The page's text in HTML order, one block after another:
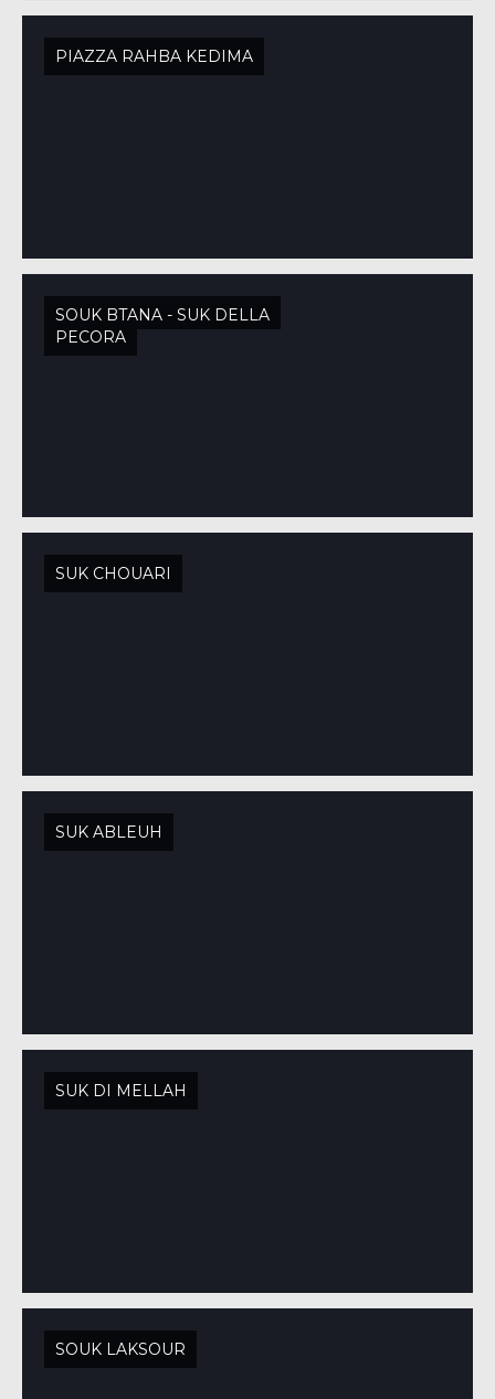
PIAZZA RAHBA KEDIMA
SOUK BTANA - SUK DELLA
PECORA
SUK CHOUARI
SUK ABLEUH
SUK DI MELLAH
SOUK LAKSOUR